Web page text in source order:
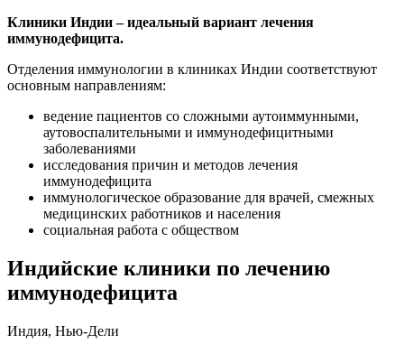
Клиники Индии – идеальный вариант лечения
иммунодефицита.
Отделения иммунологии в клиниках Индии соответствуют
основным направлениям:
ведение пациентов со сложными аутоиммунными,
аутовоспалительными и иммунодефицитными
заболеваниями
исследования причин и методов лечения
иммунодефицита
иммунологическое образование для врачей, смежных
медицинских работников и населения
социальная работа с обществом
Индийские клиники по лечению
иммунодефицита
Индия, Нью-Дели